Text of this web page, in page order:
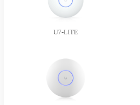
U7-LITE